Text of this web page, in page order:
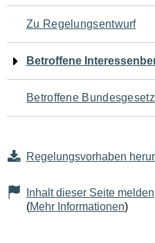
den
Seiteninhalt
Zu Regelungsentwurf
Betroffene
Betroffene
Regelungsvorhaben
Inhalt dieser Seite melden
(Mehr Informationen)